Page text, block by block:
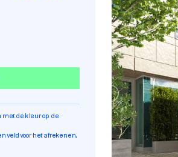
met de kleur op de
veld voor het afrekenen.